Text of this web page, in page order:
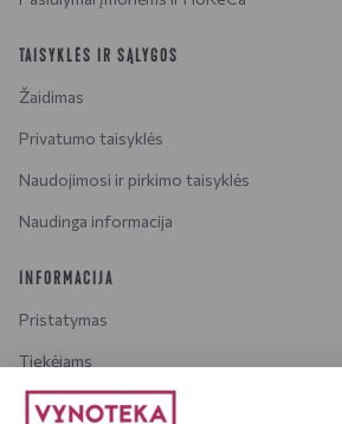
TAISYKLĖS IR SĄLYGOS
Žaidimas
Privatumo taisyklės
Naudojimosi ir pirkimo taisyklės
Naudinga informacija
INFORMACIJA
Pristatymas
Tiekėjams
Karjera